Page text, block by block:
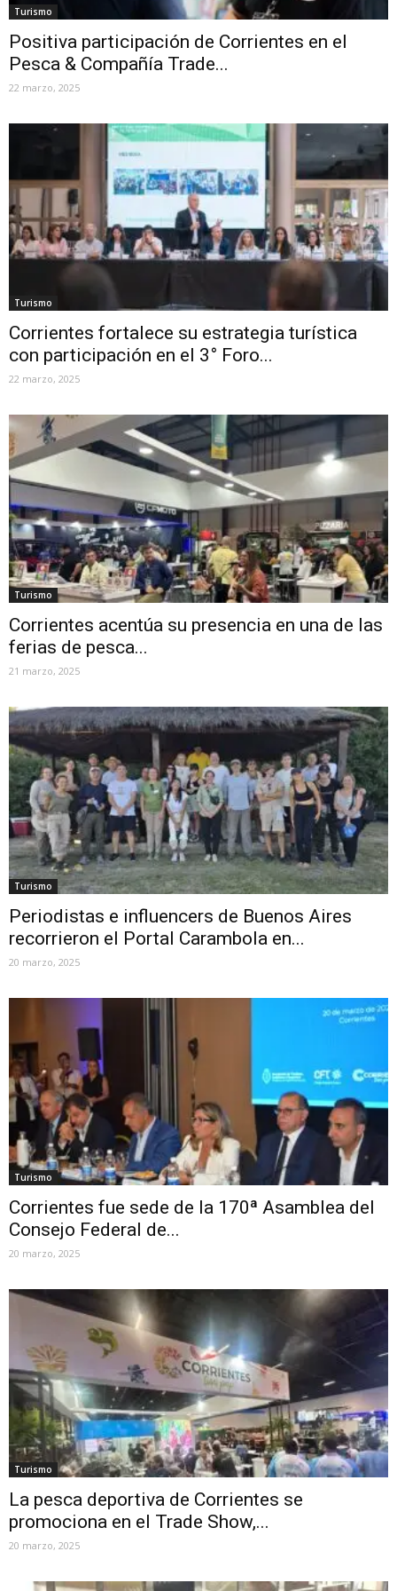
Turismo
Positiva participación de Corrientes en el
Pesca & Compañía Trade...
22 marzo, 2025
Turismo
Corrientes fortalece su estrategia turística
con participación en el 3° Foro...
22 marzo, 2025
Turismo
Corrientes acentúa su presencia en una de las
ferias de pesca...
21 marzo, 2025
Turismo
Periodistas e influencers de Buenos Aires
recorrieron el Portal Carambola en...
20 marzo, 2025
Turismo
Corrientes fue sede de la 170ª Asamblea del
Consejo Federal de...
20 marzo, 2025
Turismo
La pesca deportiva de Corrientes se
promociona en el Trade Show,...
20 marzo, 2025